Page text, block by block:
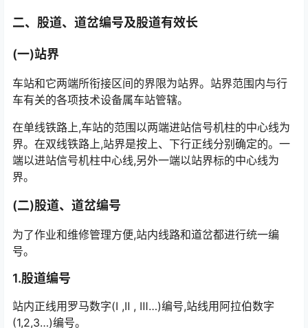
二、股道、道岔编号及股道有效长
(一)站界
车站和它两端所衔接区间的界限为站界。站界范围内与行
车有关的各项技术设备属车站管辖。
在单线铁路上,车站的范围以两端进站信号机柱的中心线为
界。在双线铁路上,站界是按上、下行正线分别确定的。一
端以进站信号机柱中心线,另外一端以站界标的中心线为
界。
(二)股道、道岔编号
为了作业和维修管理方便,站内线路和道岔都进行统一编
号。
1.股道编号
站内正线用罗马数字(Ⅰ ,Ⅱ , Ⅲ…)编号,站线用阿拉伯数字
(1,2,3…)编号。